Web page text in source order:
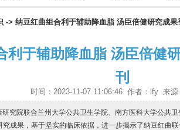
-> 纳豆红曲组合利于辅助降血脂 汤臣倍健研究成
利于辅助降血脂 汤臣倍健
刊
时间：2023-11-07 11:06:46 作者：lfy 来源
究院联合兰州大学公共卫生学院、南方医科大学公共
究成果，基于坚实的临床依据，进一步揭示了纳豆红曲